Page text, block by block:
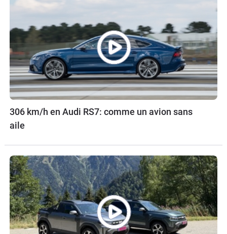
306 km/h en Audi RS7: comme un avion sans
aile